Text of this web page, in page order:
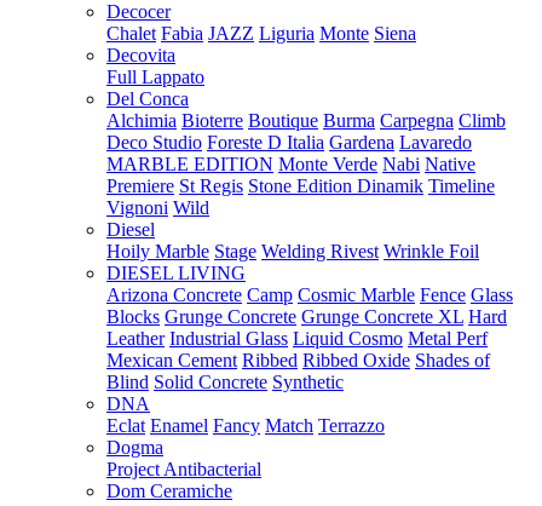
Decocer
Chalet Fabia JAZZ Liguria Monte Siena
Decovita
Full Lappato
Del Conca
Alchimia Bioterre Boutique Burma Carpegna Climb
Deco Studio Foreste D Italia Gardena Lavaredo
MARBLE EDITION Monte Verde Nabi Native
Premiere St Regis Stone Edition Dinamik Timeline
Vignoni Wild
Diesel
Hoily Marble Stage Welding Rivest Wrinkle Foil
DIESEL LIVING
Arizona Concrete Camp Cosmic Marble Fence Glass
Blocks Grunge Concrete Grunge Concrete XL Hard
Leather Industrial Glass Liquid Cosmo Metal Perf
Mexican Cement Ribbed Ribbed Oxide Shades of
Blind Solid Concrete Synthetic
DNA
Eclat Enamel Fancy Match Terrazzo
Dogma
Project Antibacterial
Dom Ceramiche